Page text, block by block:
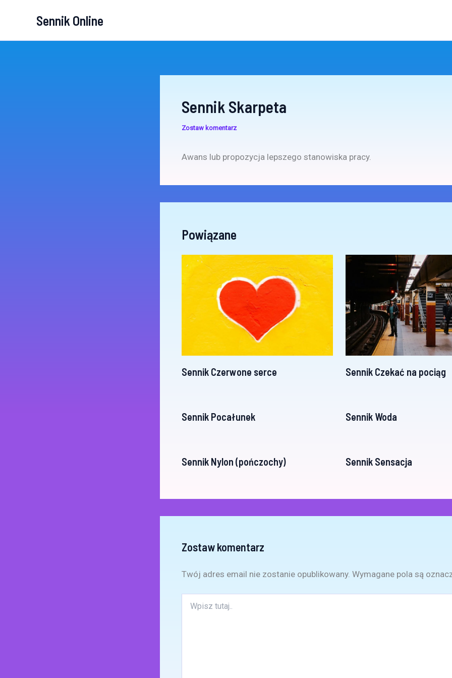
Sennik Online
Sennik Skarpeta
Zostaw komentarz
Awans lub propozycja lepszego stanowiska pracy.
Powiązane
Sennik Czerwone serce Sennik Czekać na pociąg
Sennik Pocałunek Sennik Woda
Sennik Nylon (pończochy) Sennik Sensacja
Zostaw komentarz
Twój adres email nie zostanie opublikowany. Wymagane pola są
tutaj..